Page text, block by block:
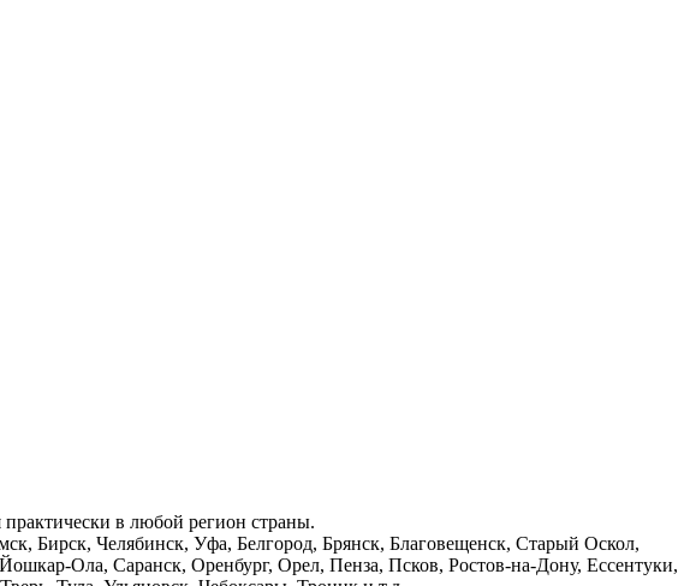
в любой регион страны.
Бирск, Челябинск, Уфа, Белгород, Брянск, Благовещенск, Старый Оскол,
Ола, Саранск, Оренбург, Орел, Пенза, Псков, Ростов-на-Дону, Ессентуки,